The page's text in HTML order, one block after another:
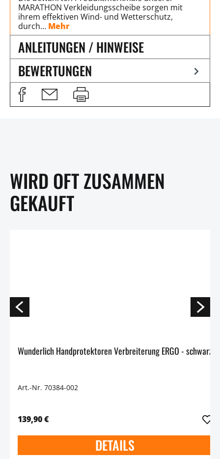
MARATHON Verkleidungsscheibe sorgen mit
ihrem effektiven Wind- und Wetterschutz,
durch… Mehr
ANLEITUNGEN / HINWEISE
BEWERTUNGEN
WIRD OFT ZUSAMMEN
GEKAUFT
Wunderlich Handprotektoren Verbreiterung ERGO - schwarz
Art.-Nr. 70384-002
139,90 €
DETAILS